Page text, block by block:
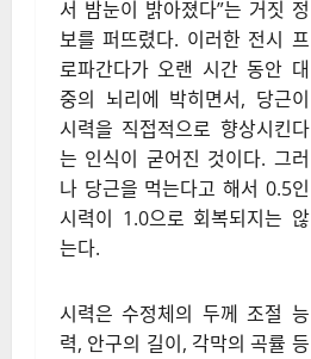
서 밤눈이 밝아졌다”는 거짓 정
보를 퍼뜨렸다. 이러한 전시 프
로파간다가 오랜 시간 동안 대
중의 뇌리에 박히면서, 당근이
시력을 직접적으로 향상시킨다
는 인식이 굳어진 것이다. 그러
나 당근을 먹는다고 해서 0.5인
시력이 1.0으로 회복되지는 않
는다.
시력은 수정체의 두께 조절 능
력, 안구의 길이, 각막의 곡률 등